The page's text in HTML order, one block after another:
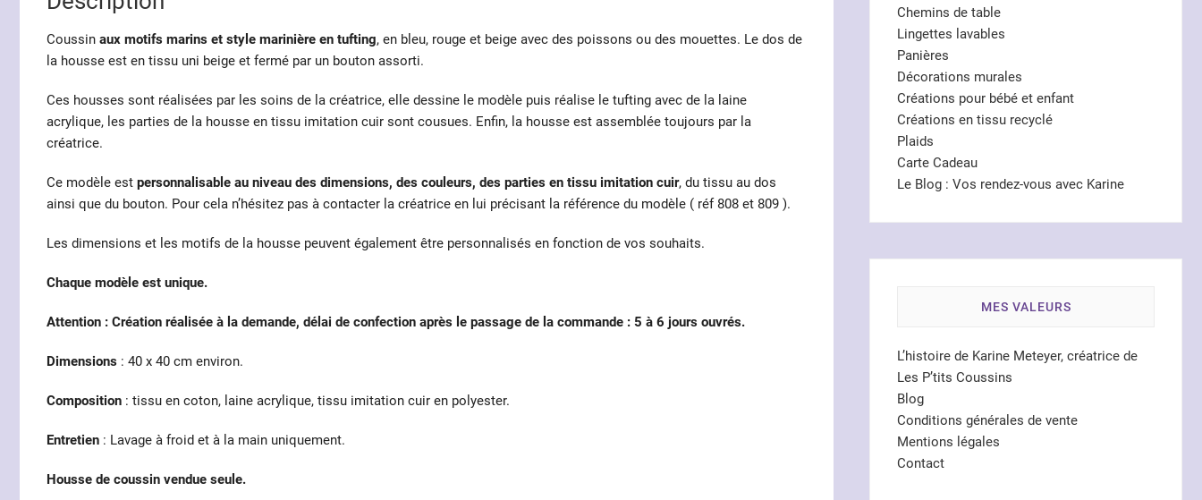
Coussin aux motifs marins et style marinière en tufting, en bleu, rouge et beige avec des poissons ou des mouettes. Le dos de
la housse est en tissu uni beige et fermé par un bouton assorti.
Ces housses sont réalisées par les soins de la créatrice, elle dessine le modèle puis réalise le tufting avec de la laine
acrylique, les parties de la housse en tissu imitation cuir sont cousues. Enfin, la housse est assemblée toujours par la
créatrice.
Ce modèle est personnalisable au niveau des dimensions, des couleurs, des parties en tissu imitation cuir, du tissu au dos
ainsi que du bouton. Pour cela n’hésitez pas à contacter la créatrice en lui précisant la référence du modèle ( réf 808 et 809 ).
Les dimensions et les motifs de la housse peuvent également être personnalisés en fonction de vos souhaits.
Chaque modèle est unique.
Attention : Création réalisée à la demande, délai de confection après le passage de la commande : 5 à 6 jours ouvrés.
Dimensions : 40 x 40 cm environ.
Composition : tissu en coton, laine acrylique, tissu imitation cuir en polyester.
Entretien : Lavage à froid et à la main uniquement.
Housse de coussin vendue seule.
Chemins de table
Lingettes lavables
Panières
Décorations murales
Créations pour bébé et enfant
Créations en tissu recyclé
Plaids
Carte Cadeau
Le Blog : Vos rendez-vous avec Karine
MES VALEURS
L’histoire de Karine Meteyer, créatrice de
Les P’tits Coussins
Blog
Conditions générales de vente
Mentions légales
Contact